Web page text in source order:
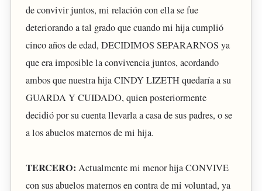
de convivir juntos, mi relación con ella se fue
deteriorando a tal grado que cuando mi hija cumplió
cinco años de edad, DECIDIMOS SEPARARNOS ya
que era imposible la convivencia juntos, acordando
ambos que nuestra hija CINDY LIZETH quedaría a su
GUARDA Y CUIDADO, quien posteriormente
decidió por su cuenta llevarla a casa de sus padres, o se
a los abuelos maternos de mi hija.
TERCERO: Actualmente mi menor hija CONVIVE
con sus abuelos maternos en contra de mi voluntad, ya